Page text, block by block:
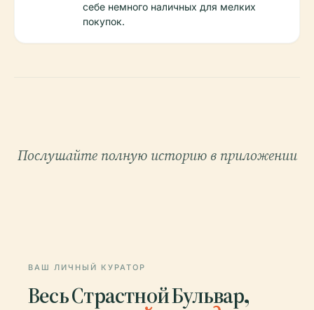
себе немного наличных для мелких
покупок.
Послушайте полную историю в приложении
ВАШ ЛИЧНЫЙ КУРАТОР
Весь Страстной Бульвар,